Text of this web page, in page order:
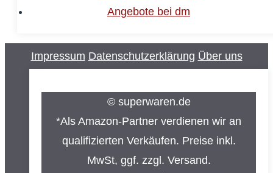
Angebote bei dm
Impressum Datenschutzerklärung Über uns
© superwaren.de
*Als Amazon-Partner verdienen wir an
qualifizierten Verkäufen. Preise inkl.
MwSt, ggf. zzgl. Versand.